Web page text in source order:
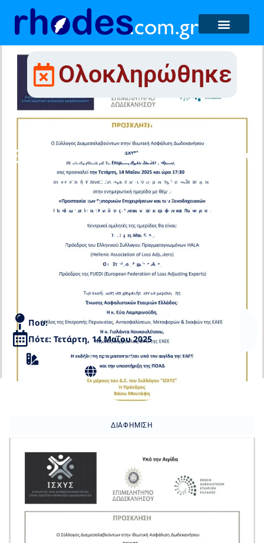
Ολοκληρώθηκε
«Προστασία των
Εμπορικών Επιχειρήσεων
και των Ξενοδοχειακών
Μονάδων από τους
Κινδύνους Φυσικών
Καταστροφών και
Πυρκαγιάς»
Που:
Πότε: Τετάρτη, 14 Μαΐου 2025
Ημερίδες / Ομιλίες / Ενημερωτικές Εκδηλώσεις
Κέντρο – Μανδράκι
ΔΙΑΦΉΜΙΣΗ